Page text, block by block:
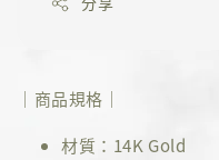
｜商品規格｜
材質：14K Gold